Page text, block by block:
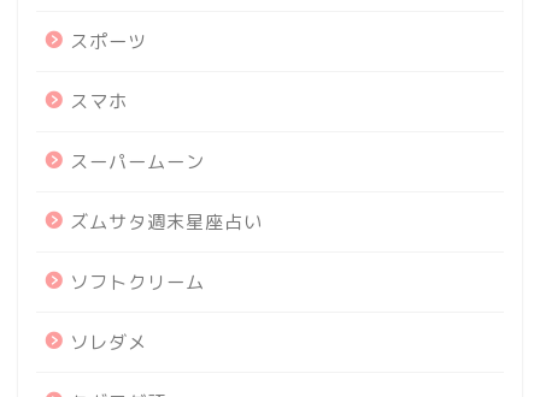
スポーツ
スマホ
スーパームーン
ズムサタ週末星座占い
ソフトクリーム
ソレダメ